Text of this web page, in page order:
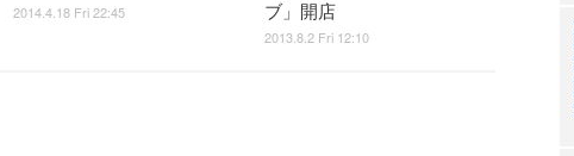
2014.4.18 Fri 22:45
ブ」開店
2013.8.2 Fri 12:10